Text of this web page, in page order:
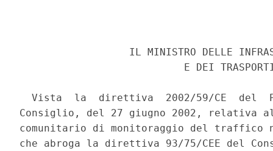
IL MINISTRO DELLE
E DEI
Vista  la  direttiva  2002/59/CE  del
Consiglio, del 27 giugno 2002, relativa
comunitario di monitoraggio del traffico
che abroga la direttiva 93/75/CEE del